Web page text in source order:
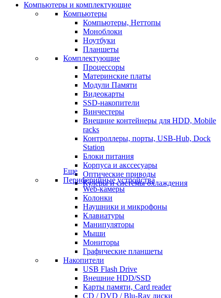
Компьютеры и комплектующие
Компьютеры
Компьютеры, Неттопы
Моноблоки
Ноутбуки
Планшеты
Комплектующие
Процессоры
Материнские платы
Модули Памяти
Видеокарты
SSD-накопители
Винчестеры
Внешние контейнеры для HDD, Mobile
racks
Контроллеры, порты, USB-Hub, Dock
Station
Блоки питания
Корпуса и акссесуары
Оптические приводы
Кулеры и системы охлаждения
Еще
Периферийные устройства
Web-камеры
Колонки
Наушники и микрофоны
Клавиатуры
Манипуляторы
Мыши
Мониторы
Графические планшеты
Накопители
USB Flash Drive
Внешние HDD/SSD
Карты памяти, Card reader
CD / DVD / Blu-Ray диски